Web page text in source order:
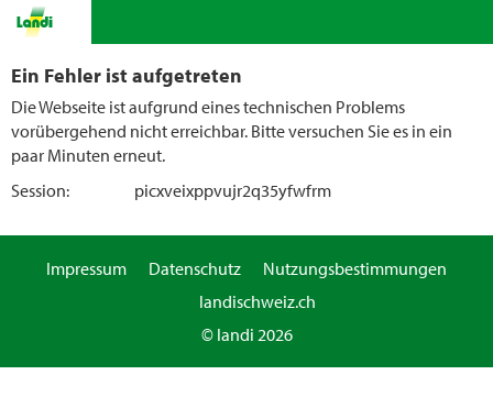
Ein Fehler ist aufgetreten
Die Webseite ist aufgrund eines technischen Problems
vorübergehend nicht erreichbar. Bitte versuchen Sie es in ein
paar Minuten erneut.
Session:
picxveixppvujr2q35yfwfrm
Impressum Datenschutz
Nutzungsbestimmungen
landischweiz.ch
© landi 2026